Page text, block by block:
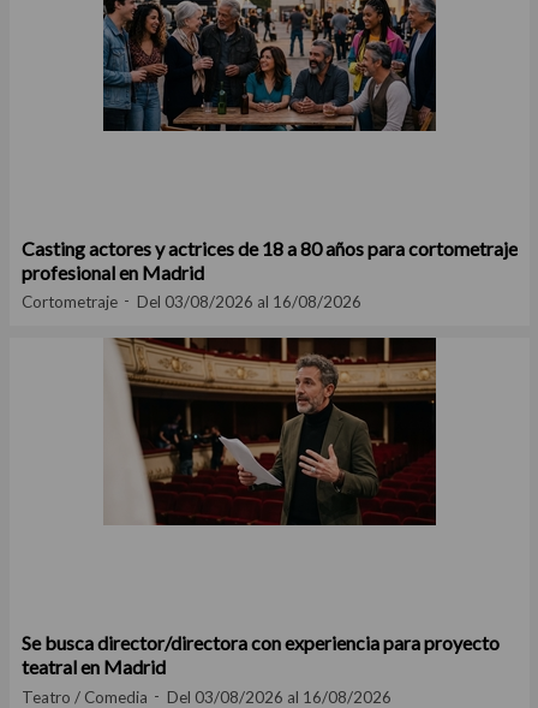
Casting actores y actrices de 18 a 80 años para cortometraje
profesional en Madrid
Cortometraje Del 03/08/2026 al 16/08/2026
Se busca director/directora con experiencia para proyecto
teatral en Madrid
Teatro / Comedia Del 03/08/2026 al 16/08/2026